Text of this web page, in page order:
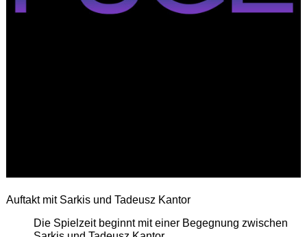
Auftakt mit Sarkis und Tadeusz Kantor
Die Spielzeit beginnt mit einer Begegnung zwischen